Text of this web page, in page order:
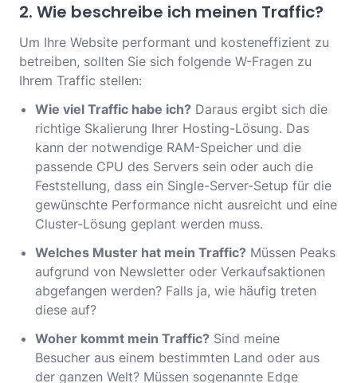
2. Wie beschreibe ich meinen Traffic?
Um Ihre Website performant und kosteneffizient zu
betreiben, sollten Sie sich folgende W-Fragen zu
Ihrem Traffic stellen:
Wie viel Traffic habe ich? Daraus ergibt sich die
richtige Skalierung Ihrer Hosting-Lösung. Das
kann der notwendige RAM-Speicher und die
passende CPU des Servers sein oder auch die
Feststellung, dass ein Single-Server-Setup für die
gewünschte Performance nicht ausreicht und eine
Cluster-Lösung geplant werden muss.
Welches Muster hat mein Traffic? Müssen Peaks
aufgrund von Newsletter oder Verkaufsaktionen
abgefangen werden? Falls ja, wie häufig treten
diese auf?
Woher kommt mein Traffic? Sind meine
Besucher aus einem bestimmten Land oder aus
der ganzen Welt? Müssen sogenannte Edge